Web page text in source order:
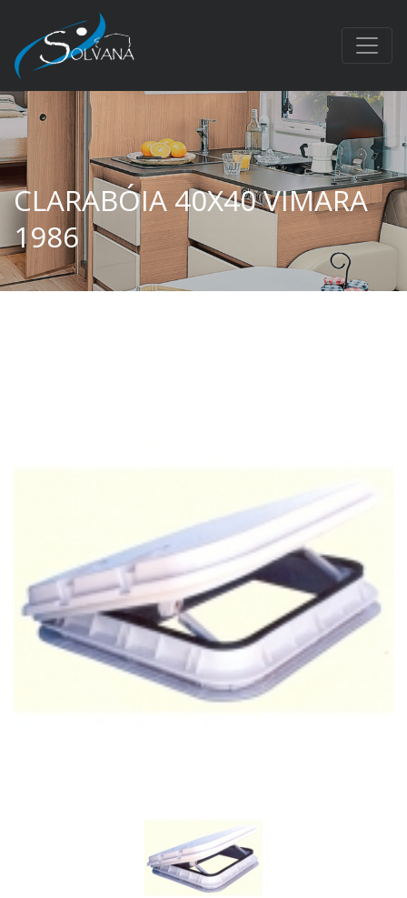
CLARABÓIA 40X40 VIMARA
1986